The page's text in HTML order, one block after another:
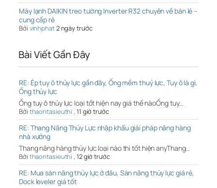
Máy lạnh DAIKIN treo tường Inverter R32 chuyên về bán lẻ –
cung cấp rẻ
Bởi vinhphat2 ngày trước
Bài Viết Gần Đây
RE: Ép tuy ô thủy lực gần đây, Ống mềm thuỷ lực, Tuy ô là gì,
Ống thủy lực
Ống tuy ô thủy lực loại tốt hiện nay giá thế nàoỐng tuy…
Bởi thaontasieuthi , 11 giờ trước
RE: Thang Nâng Thủy Lực nhập khẩu giải pháp nâng hàng
nhà xưởng
Thang nâng hàng thủy lực loại nào thì tốt hiện anyThang…
Bởi thaontasieuthi , 12 giờ trước
RE: Mua sàn nâng thủy lực ở đâu, Sàn nâng thủy lực giá rẻ,
Dock leveler giá tốt